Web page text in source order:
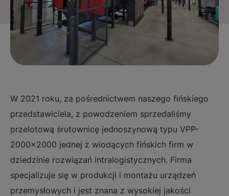
W 2021 roku, za pośrednictwem naszego fińskiego
przedstawiciela, z powodzeniem sprzedaliśmy
przelotową śrutownicę jednoszynową typu VPP-
2000x2000 jednej z wiodących fińskich firm w
dziedzinie rozwiązań intralogistycznych. Firma
specjalizuje się w produkcji i montażu urządzeń
przemysłowych i jest znana z wysokiej jakości